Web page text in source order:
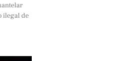
ilegal de